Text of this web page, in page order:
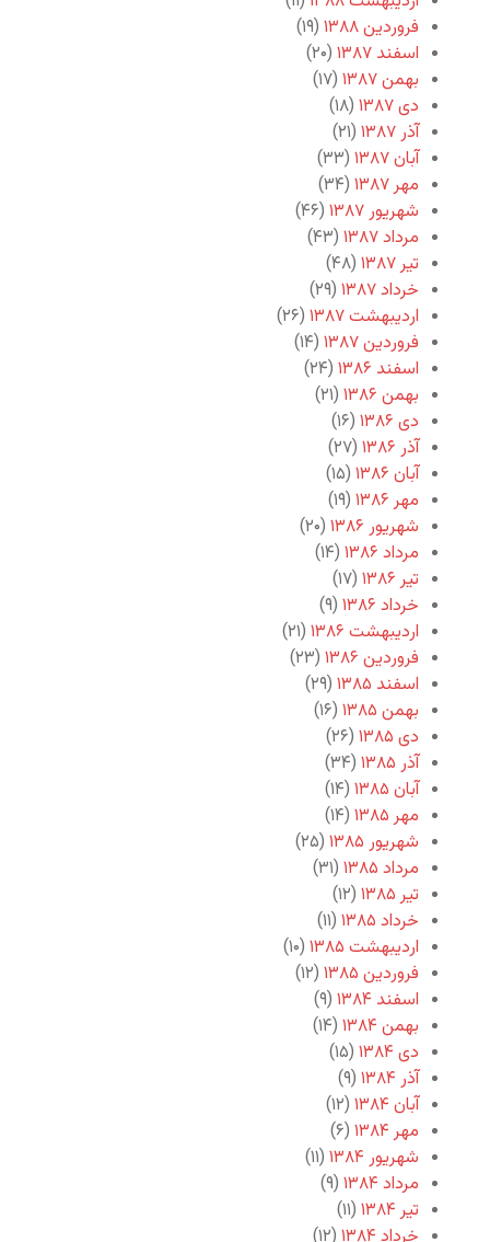
فروردین ۱۳۸۸
(۱۹)
اسفند ۱۳۸۷
(۲۰)
بهمن ۱۳۸۷
(۱۷)
دی ۱۳۸۷
(۱۸)
آذر ۱۳۸۷
(۲۱)
آبان ۱۳۸۷
(۳۳)
مهر ۱۳۸۷
(۳۴)
شهریور ۱۳۸۷
(۴۶)
مرداد ۱۳۸۷
(۴۳)
تیر ۱۳۸۷
(۴۸)
خرداد ۱۳۸۷
(۲۹)
اردیبهشت ۱۳۸۷
(۲۶)
فروردین ۱۳۸۷
(۱۴)
اسفند ۱۳۸۶
(۲۴)
بهمن ۱۳۸۶
(۲۱)
دی ۱۳۸۶
(۱۶)
آذر ۱۳۸۶
(۲۷)
آبان ۱۳۸۶
(۱۵)
مهر ۱۳۸۶
(۱۹)
شهریور ۱۳۸۶
(۲۰)
مرداد ۱۳۸۶
(۱۴)
تیر ۱۳۸۶
(۱۷)
خرداد ۱۳۸۶
(۹)
اردیبهشت ۱۳۸۶
(۲۱)
فروردین ۱۳۸۶
(۲۳)
اسفند ۱۳۸۵
(۲۹)
بهمن ۱۳۸۵
(۱۶)
دی ۱۳۸۵
(۲۶)
آذر ۱۳۸۵
(۳۴)
آبان ۱۳۸۵
(۱۴)
مهر ۱۳۸۵
(۱۴)
شهریور ۱۳۸۵
(۲۵)
مرداد ۱۳۸۵
(۳۱)
تیر ۱۳۸۵
(۱۲)
خرداد ۱۳۸۵
(۱۱)
اردیبهشت ۱۳۸۵
(۱۰)
فروردین ۱۳۸۵
(۱۲)
اسفند ۱۳۸۴
(۹)
بهمن ۱۳۸۴
(۱۴)
دی ۱۳۸۴
(۱۵)
آذر ۱۳۸۴
(۹)
آبان ۱۳۸۴
(۱۲)
مهر ۱۳۸۴
(۶)
شهریور ۱۳۸۴
(۱۱)
مرداد ۱۳۸۴
(۹)
تیر ۱۳۸۴
(۱۱)